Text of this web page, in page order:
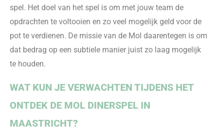
spel. Het doel van het spel is om met jouw team de
opdrachten te voltooien en zo veel mogelijk geld voor de
pot te verdienen. De missie van de Mol daarentegen is om
dat bedrag op een subtiele manier juist zo laag mogelijk
te houden.
WAT KUN JE VERWACHTEN TIJDENS HET
ONTDEK DE MOL DINERSPEL IN
MAASTRICHT?